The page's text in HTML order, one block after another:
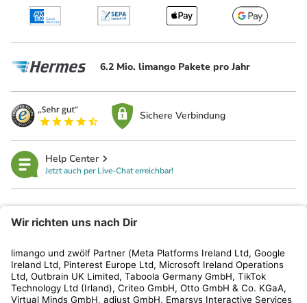
6.2 Mio. limango Pakete pro Jahr
Sichere Verbindung
Help Center
Jetzt auch per Live-Chat erreichbar!
Kundenservice